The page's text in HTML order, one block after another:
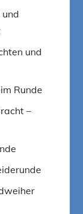
und
Runde
–